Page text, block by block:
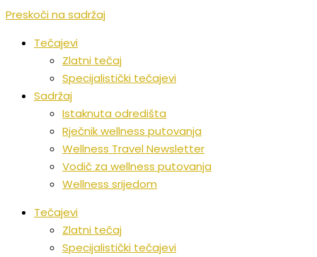
Preskoči na sadržaj
Tečajevi
Zlatni tečaj
Specijalistički tečajevi
Sadržaj
Istaknuta odredišta
Rječnik wellness putovanja
Wellness Travel Newsletter
Vodič za wellness putovanja
Wellness srijedom
Tečajevi
Zlatni tečaj
Specijalistički tečajevi